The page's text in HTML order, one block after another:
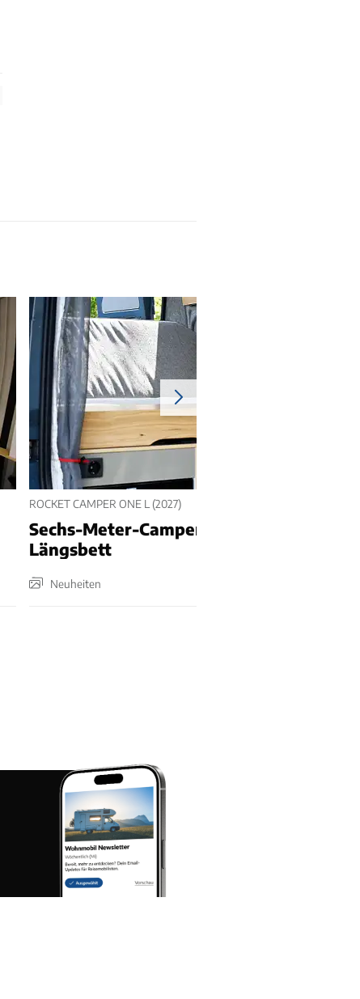
ROCKET CAMPER ONE L (2027)
Sechs-Meter-Camper mit echtem
Längsbett
Neuheiten